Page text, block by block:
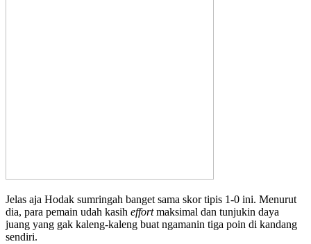
Jelas aja Hodak sumringah banget sama skor tipis 1-0 ini. Menurut
dia, para pemain udah kasih effortmaksimal dan tunjukin daya
juang yang gak kaleng-kaleng buat ngamanin tiga poin di kandang
sendiri.